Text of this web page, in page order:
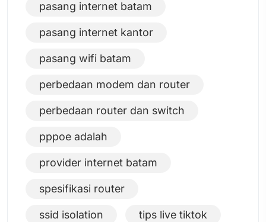
pasang internet batam
pasang internet kantor
pasang wifi batam
perbedaan modem dan router
perbedaan router dan switch
pppoe adalah
provider internet batam
spesifikasi router
ssid isolation tips live tiktok